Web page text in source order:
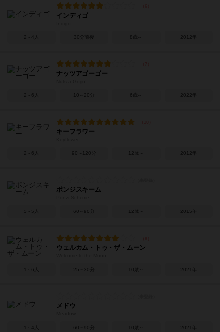
インディゴ
2～4人 30分前後 8歳～ 2012年
ナッツアゴーゴー
2～6人 10～20分 6歳～ 2022年
キーフラワー
2～6人 90～120分 12歳～ 2012年
ポンジスキーム
3～5人 60～90分 12歳～ 2015年
ウェルカム・トゥ・ザ・ムーン
1～6人 25～30分 10歳～ 2021年
メドウ
1～4人 60～90分 10歳～ 2021年